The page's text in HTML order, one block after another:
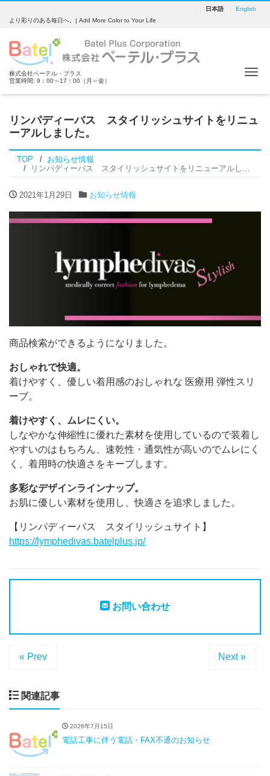
日本語
English
より彩りのある毎日へ。| Add More Color to Your Life
株式会社ベーテル・プラス
営業時間: 9：00～17：00（月～金）
リンパディーバス スタイリッシュサイトをリニュ
ーアルしました。
TOP
お知らせ情報
リンパディーバス スタイリッシュサイトをリニューアルしました。
2021年1月29日 お知らせ情報
商品検索ができるようになりました。
おしゃれで快適。
着けやすく、優しい着用感のおしゃれな 医療用 弾性スリ
ーブ。
着けやすく、ムレにくい。
しなやかな伸縮性に優れた素材を使用しているので装着し
やすいのはもちろん、速乾性・通気性が高いのでムレにく
く、着用時の快適さをキープします。
多彩なデザインラインナップ。
お肌に優しい素材を使用し、快適さを追求しました。
【リンパディーバス スタイリッシュサイト】
https://lymphedivas.batelplus.jp/
お問い合わせ
« Prev Next »
関連記事
2026年7月15日
電話工事に伴う電話・FAX不通のお知らせ